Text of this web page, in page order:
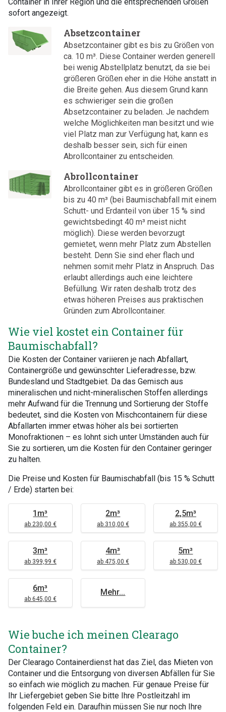
sofort angezeigt.
Absetzcontainer
Absetzcontainer gibt es bis zu Größen von
ca. 10 m³. Diese Container werden generell
bei wenig Abstellplatz benutzt, da sie bei
größeren Größen eher in die Höhe anstatt in
die Breite gehen. Aus diesem Grund kann
es schwieriger sein die großen
Absetzcontainer zu beladen. Je nachdem
welche Möglichkeiten man besitzt und wie
viel Platz man zur Verfügung hat, kann es
deshalb besser sein, sich für einen
Abrollcontainer zu entscheiden.
Abrollcontainer
Abrollcontainer gibt es in größeren Größen
bis zu 40 m³ (bei Baumischabfall mit einem
Schutt- und Erdanteil von über 15 % sind
gewichtsbedingt 40 m³ meist nicht
möglich). Diese werden bevorzugt
gemietet, wenn mehr Platz zum Abstellen
besteht. Denn Sie sind eher flach und
nehmen somit mehr Platz in Anspruch. Das
erlaubt allerdings auch eine leichtere
Befüllung. Wir raten deshalb trotz des
etwas höheren Preises aus praktischen
Gründen zum Abrollcontainer.
Wie viel kostet ein Container für
Baumischabfall?
Die Kosten der Container variieren je nach Abfallart,
Containergröße und gewünschter Lieferadresse, bzw.
Bundesland und Stadtgebiet. Da das Gemisch aus
mineralischen und nicht-mineralischen Stoffen allerdings
mehr Aufwand für die Trennung und Sortierung der Stoffe
bedeutet, sind die Kosten von Mischcontainern für diese
Abfallarten immer etwas höher als bei sortierten
Monofraktionen – es lohnt sich unter Umständen auch für
Sie zu sortieren, um die Kosten für den Container geringer
zu halten.
Die Preise und Kosten für Baumischabfall (bis 15 % Schutt
/ Erde) starten bei:
1m³
ab 230,00 €
2m³
ab 310,00 €
2,5m³
ab 355,00 €
3m³
ab 399,99 €
4m³
ab 475,00 €
5m³
ab 530,00 €
6m³
ab 645,00 €
Mehr...
Wie buche ich meinen Clearago
Container?
Der Clearago Containerdienst hat das Ziel, das Mieten von
Container und die Entsorgung von diversen Abfällen für Sie
so einfach wie möglich zu machen. Für genaue Preise für
Ihr Liefergebiet geben Sie bitte Ihre Postleitzahl im
folgenden Feld ein. Daraufhin müssen Sie nur noch Ihre